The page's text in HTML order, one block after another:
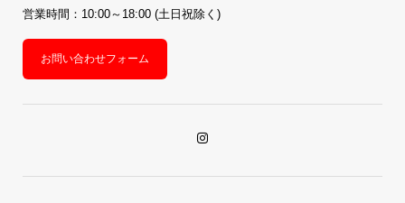
営業時間：10:00～18:00 (土日祝除く)
お問い合わせフォーム